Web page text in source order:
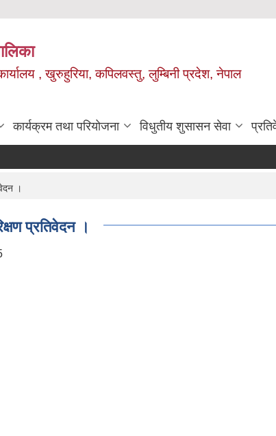
, खुरुहुरिया, कपिलवस्तु, लुम्बिनी प्रदेश, नेपाल
कार्यक्रम तथा परियोजना विधुतीय शुसासन सेवा
।
प्रतिवेदन ।